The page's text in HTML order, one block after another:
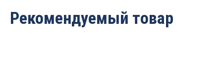
Рекомендуемый товар